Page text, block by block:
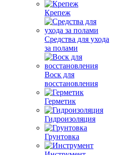
Крепеж
Средства для ухода
за полами
Воск для
восстановления
Герметик
Гидроизоляция
Грунтовка